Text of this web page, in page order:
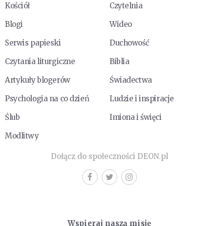
Kościół
Czytelnia
Blogi
Wideo
Serwis papieski
Duchowość
Czytania liturgiczne
Biblia
Artykuły blogerów
Świadectwa
Psychologia na co dzień
Ludzie i inspiracje
Ślub
Imiona i święci
Modlitwy
Dołącz do społeczności DEON.pl
Wspieraj naszą misję